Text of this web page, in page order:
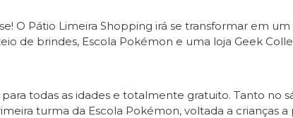
O Pátio Limeira Shopping irá se transformar em
de brindes, Escola Pokémon e uma loja Geek
todas as idades e totalmente gratuito. Tanto no
turma da Escola Pokémon, voltada a crianças